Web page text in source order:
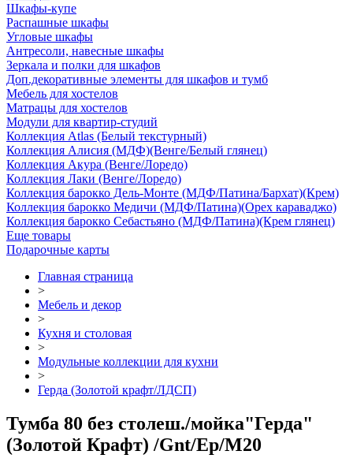
Шкафы-купе
Распашные шкафы
Угловые шкафы
Антресоли, навесные шкафы
Зеркала и полки для шкафов
Доп.декоративные элементы для шкафов и тумб
Мебель для хостелов
Матрацы для хостелов
Модули для квартир-студий
Коллекция Atlas (Белый текстурный)
Коллекция Алисия (МДФ)(Венге/Белый глянец)
Коллекция Акура (Венге/Лоредо)
Коллекция Лаки (Венге/Лоредо)
Коллекция барокко Дель-Монте (МДФ/Патина/Бархат)(Крем)
Коллекция барокко Медичи (МДФ/Патина)(Орех караваджо)
Коллекция барокко Себастьяно (МДФ/Патина)(Крем глянец)
Еще товары
Подарочные карты
Главная страница
>
Мебель и декор
>
Кухня и столовая
>
Модульные коллекции для кухни
>
Герда (Золотой крафт/ЛДСП)
Тумба 80 без столеш./мойка"Герда"
(Золотой Крафт) /Gnt/Ep/М20